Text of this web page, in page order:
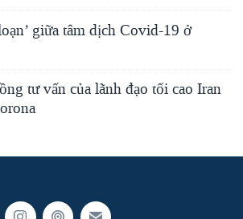
giữa tâm dịch Covid-19 ở
tư vấn của lãnh đạo tối cao Iran